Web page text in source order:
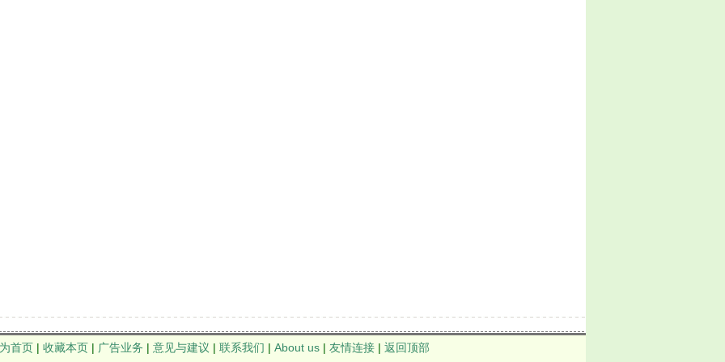
首页 | 收藏本页 | 广告业务 | 意见与建议 | 联系我们 | About us | 友情连接 | 返回顶部